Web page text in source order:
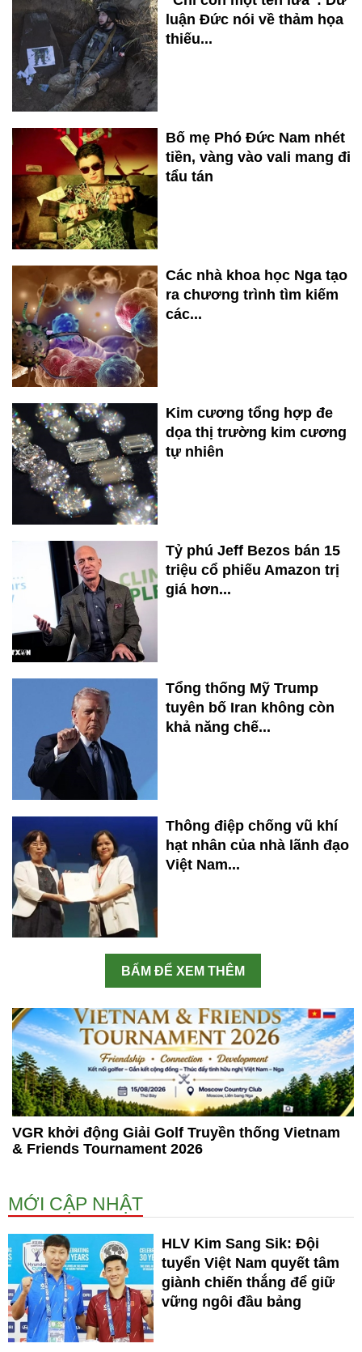
luận Đức nói về thảm họa
thiếu...
Bố mẹ Phó Đức Nam nhét
tiền, vàng vào vali mang đi
tẩu tán
Các nhà khoa học Nga tạo
ra chương trình tìm kiếm
các...
Kim cương tổng hợp đe
dọa thị trường kim cương
tự nhiên
Tỷ phú Jeff Bezos bán 15
triệu cổ phiếu Amazon trị
giá hơn...
Tổng thống Mỹ Trump
tuyên bố Iran không còn
khả năng chế...
Thông điệp chống vũ khí
hạt nhân của nhà lãnh đạo
Việt Nam...
BẤM ĐỂ XEM THÊM
VGR khởi động Giải Golf Truyền thống Vietnam
& Friends Tournament 2026
MỚI CẬP NHẬT
HLV Kim Sang Sik: Đội
tuyển Việt Nam quyết tâm
giành chiến thắng để giữ
vững ngôi đầu bảng